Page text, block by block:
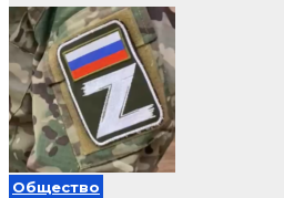
Общество